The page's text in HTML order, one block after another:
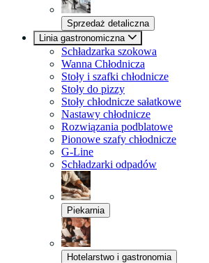
Sprzedaż detaliczna
Linia gastronomiczna
Schładzarka szokowa
Wanna Chłodnicza
Stoły i szafki chłodnicze
Stoły do pizzy
Stoły chłodnicze sałatkowe
Nastawy chłodnicze
Rozwiązania podblatowe
Pionowe szafy chłodnicze
G-Line
Schładzarki odpadów
Piekarnia
Hotelarstwo i gastronomia